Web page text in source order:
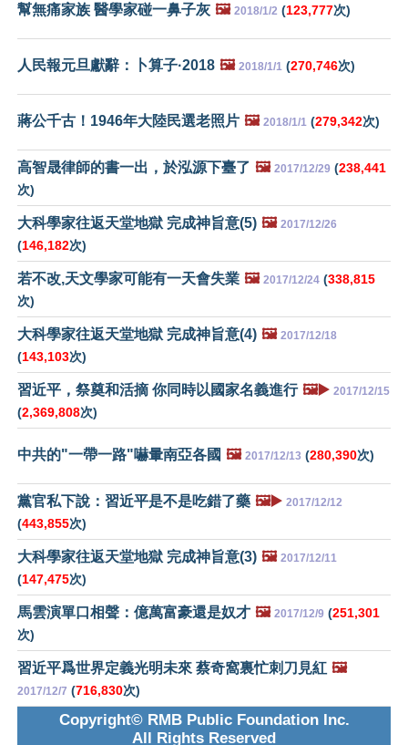
幫無痛家族 醫學家碰一鼻子灰 🖼️ 2018/1/2 (123,777次)
人民報元旦獻辭：卜算子·2018 🖼️ 2018/1/1 (270,746次)
蔣公千古！1946年大陸民選老照片 🖼️ 2018/1/1 (279,342次)
高智晟律師的書一出，於泓源下臺了 🖼️ 2017/12/29 (238,441
次)
大科學家往返天堂地獄 完成神旨意(5) 🖼️ 2017/12/26
(146,182次)
若不改,天文學家可能有一天會失業 🖼️ 2017/12/24 (338,815
次)
大科學家往返天堂地獄 完成神旨意(4) 🖼️ 2017/12/18
(143,103次)
習近平，祭奠和活摘 你同時以國家名義進行 🖼️▶️ 2017/12/15
(2,369,808次)
中共的"一帶一路"嚇暈南亞各國 🖼️ 2017/12/13 (280,390次)
黨官私下說：習近平是不是吃錯了藥 🖼️▶️ 2017/12/12
(443,855次)
大科學家往返天堂地獄 完成神旨意(3) 🖼️ 2017/12/11
(147,475次)
馬雲演單口相聲：億萬富豪還是奴才 🖼️ 2017/12/9 (251,301
次)
習近平爲世界定義光明未來 蔡奇窩裏忙刺刀見紅 🖼️
2017/12/7 (716,830次)
Copyright© RMB Public Foundation Inc.
All Rights Reserved